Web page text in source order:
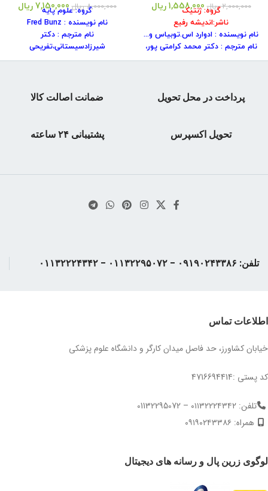
2,000,000 ریال 1,558,000 ریال
گروه: ژنتیک
ناشر:اندیشه رفیع
نام نویسنده : ادوارد اس.توبیاس و...
نام مترجم : دکتر محمد کرامتی پور،
مهناز مهرآذرین و...
نوبت چاپ: ۱
تعداد صفحات : ۳۶۸ صفحه
وزن کتاب : ۵۶۷ گرم
8,000,000 ریال 7,150,000 ریال
گروه: علوم پایه
نام نویسنده : Fred Bunz
نام مترجم : دکتر
شیرزادسیستانی،تفریحی
نام انتشارات : برای فردا
شابک کتاب : ۹۷۸۶٠٠۱۵۵٠۱۹۵
تعداد صفحات : ۳۸۸ صفحه
ضمانت اصالت کالا پرداخت در محل تحویل
پشتیبانی ۲۴ ساعته تحویل اکسپرس
تلفن: ۰۹۱۹۰۲۴۳۳۸۶ - ۰۱۱۳۲۲۹۵۰۷۲ - ۰۱۱۳۲۲۲۴۳۴۲
اطلاعات تماس
خیابان کشاورز، حد فاصل میدان کارگر و دانشگاه علوم پزشکی
کد پستی :4716694414
تلفن: ۰۱۱۳۲۲۲۴۳۴۲ – 01132295072
همراه: ۰۹۱۹۰۲۴۳۳۸۶
لوگوی زرین پال و رسانه های دیجیتال